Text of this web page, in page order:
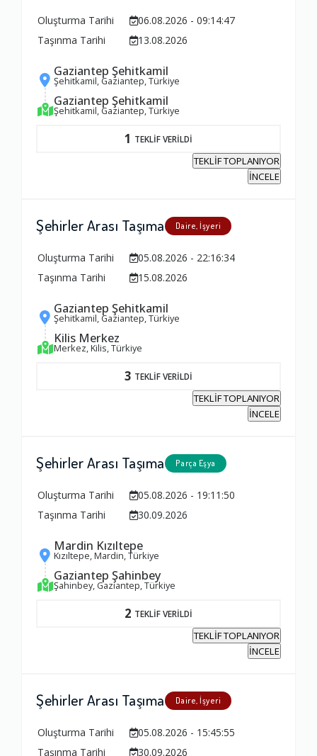
Oluşturma Tarihi
06.08.2026 - 09:14:47
Taşınma Tarihi
13.08.2026
Gaziantep Şehitkamil
Şehitkamil, Gaziantep, Türkiye
Gaziantep Şehitkamil
Şehitkamil, Gaziantep, Türkiye
1 TEKLİF VERİLDİ
TEKLİF TOPLANIYOR
İNCELE
Şehirler Arası Taşıma Daire, İşyeri
Oluşturma Tarihi
05.08.2026 - 22:16:34
Taşınma Tarihi
15.08.2026
Gaziantep Şehitkamil
Şehitkamil, Gaziantep, Türkiye
Kilis Merkez
Merkez, Kilis, Türkiye
3 TEKLİF VERİLDİ
TEKLİF TOPLANIYOR
İNCELE
Şehirler Arası Taşıma Parça Eşya
Oluşturma Tarihi
05.08.2026 - 19:11:50
Taşınma Tarihi
30.09.2026
Mardin Kızıltepe
Kızıltepe, Mardin, Türkiye
Gaziantep Şahinbey
Şahinbey, Gaziantep, Türkiye
2 TEKLİF VERİLDİ
TEKLİF TOPLANIYOR
İNCELE
Şehirler Arası Taşıma Daire, İşyeri
Oluşturma Tarihi
05.08.2026 - 15:45:55
Taşınma Tarihi
30.09.2026
1.0